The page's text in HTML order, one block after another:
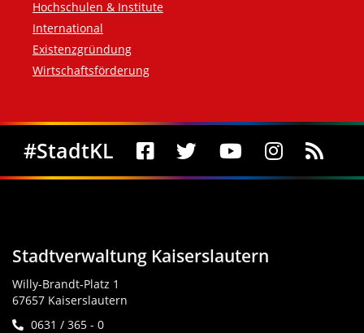
Hochschulen & Institute
International
Existenzgründung
Wirtschaftsförderung
Social Media
#StadtKL
Stadtverwaltung Kaiserslautern
Willy-Brandt-Platz 1
67657 Kaiserslautern
0631 / 365 - 0